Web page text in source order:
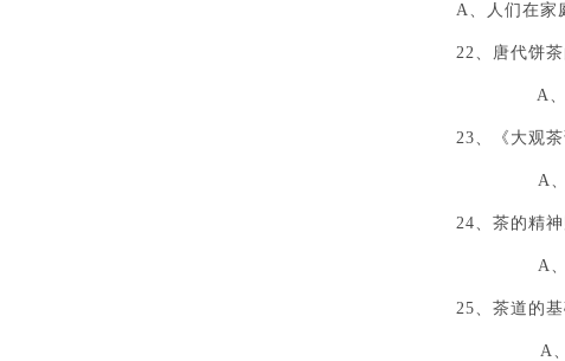
A、人们在
22、唐代饼
A、
23、《大观
A、
24、茶的精
A、狭
25、茶道的
A